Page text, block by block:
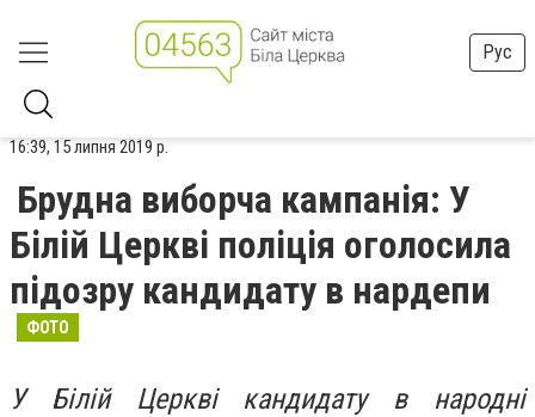
Рус
16:39, 15 липня 2019 р.
Брудна виборча кампанія: У
Білій Церкві поліція оголосила
підозру кандидату в нардепи
ФОТО
У Білій Церкві кандидату в народні